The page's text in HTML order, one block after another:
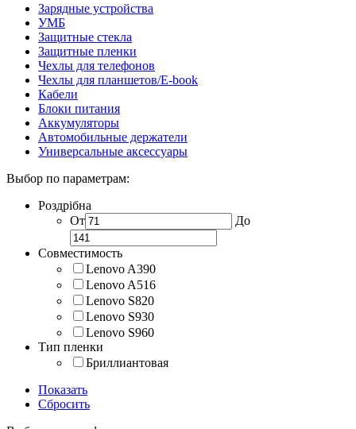
Зарядные устройства
УМБ
Защитные стекла
Защитные пленки
Чехлы для телефонов
Чехлы для планшетов/E-book
Кабели
Блоки питания
Аккумуляторы
Автомобильные держатели
Универсальные аксессуары
Выбор по параметрам:
Роздрібна
От
До
Совместимость
Lenovo A390
Lenovo A516
Lenovo S820
Lenovo S930
Lenovo S960
Тип пленки
Бриллиантовая
Показать
Сбросить